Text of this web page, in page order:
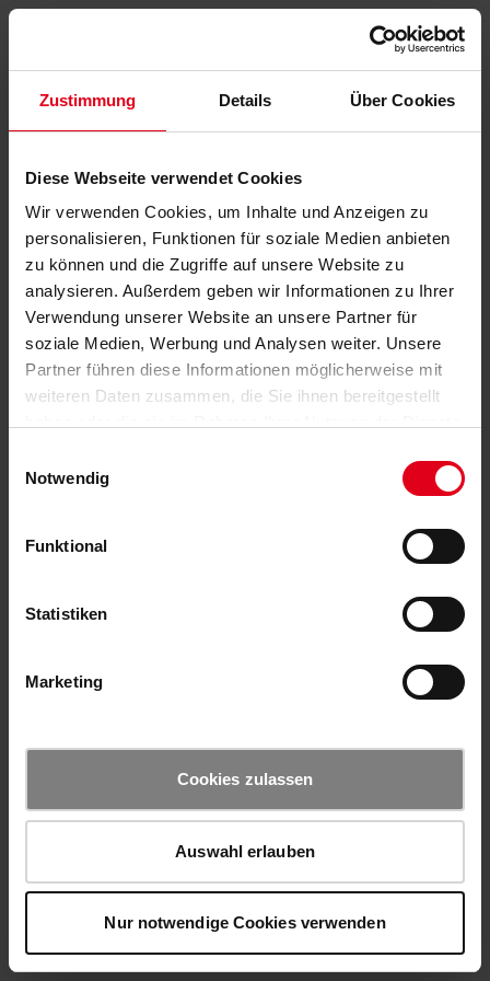
Zustimmung Details Über Cookies
Diese Webseite verwendet Cookies
Wir verwenden Cookies, um Inhalte und Anzeigen zu
personalisieren, Funktionen für soziale Medien anbieten
zu können und die Zugriffe auf unsere Website zu
analysieren. Außerdem geben wir Informationen zu Ihrer
Verwendung unserer Website an unsere Partner für
soziale Medien, Werbung und Analysen weiter. Unsere
Partner führen diese Informationen möglicherweise mit
weiteren Daten zusammen, die Sie ihnen bereitgestellt
Notwendig
Funktional
Statistiken
Marketing
Cookies zulassen
Auswahl erlauben
Nur notwendige Cookies verwenden